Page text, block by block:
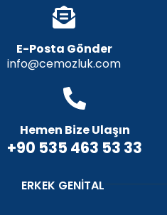
E-Posta Gönder
info@cemozluk.com
Hemen Bize Ulaşın
+90 535 463 53 33
ERKEK GENITAL